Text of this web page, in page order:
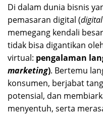
Di dalam dunia bisnis
pemasaran digital (
memegang kendali
tidak bisa digantikan
virtual: pengalaman
marketing). Bertemu
konsumen, berjabat
potensial, dan
menyentuh, serta